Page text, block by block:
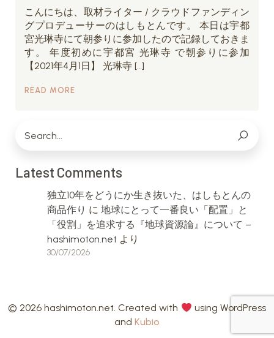
こんにちは、取材ライター / クラウドファンディン
グプロデューサーのはしもとんです。 本日は宇都
宮光琳寺にて朝参りに参加したので記録しておきま
す。 年度初めに宇都宮 光琳寺 で朝参りに参加
【2021年4月1日】 光琳寺 […]
READ MORE
Latest Comments
独立10年をどうにか生き抜いた、はしもとんの
商品作り に 地球にとって一番良い「配置」と
「役割」を追求する『地球資源論』について –
hashimoton.net より
30/07/2026
© 2026 hashimoton.net. Created with
using WordPress
and Kubio